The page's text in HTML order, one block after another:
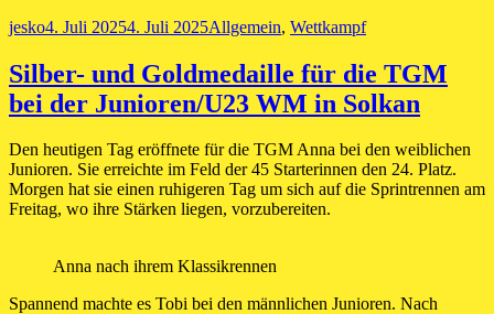
Autor
jeskoVeröffentlicht
4. Juli 20254. Juli 2025Kategorien
Allgemein, Wettkampf
Silber- und Goldmedaille für die TGM
bei der Junioren/U23 WM in Solkan
Den heutigen Tag eröffnete für die TGM Anna bei den weiblichen
Junioren. Sie erreichte im Feld der 45 Starterinnen den 24. Platz.
Morgen hat sie einen ruhigeren Tag um sich auf die Sprintrennen am
Freitag, wo ihre Stärken liegen, vorzubereiten.
Anna nach ihrem Klassikrennen
Spannend machte es Tobi bei den männlichen Junioren. Nach